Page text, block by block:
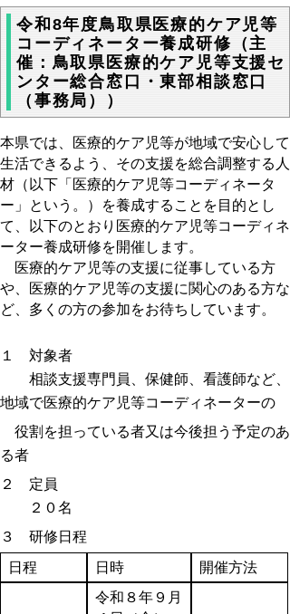
令和8年度鳥取県医療的ケア児等
コーディネーター養成研修（主
催：鳥取県医療的ケア児等支援セ
ンター総合窓口・東部相談窓口
（事務局））
本県では、医療的ケア児等が地域で安心して
生活できるよう、その支援を総合調整する人
材（以下「医療的ケア児等コーディネータ
ー」という。）を養成することを目的とし
て、以下のとおり医療的ケア児等コーディネ
ーター養成研修を開催します。
医療的ケア児等の支援に従事している方
や、医療的ケア児等の支援に関心のある方な
ど、多くの方の参加をお待ちしています。
１ 対象者
相談支援専門員、保健師、看護師など、
地域で医療的ケア児等コーディネーターの
役割を担っている者又は今後担う予定のあ
る者
２ 定員
２０名
３ 研修日程
日程
日時
開催方法
令和８年９月